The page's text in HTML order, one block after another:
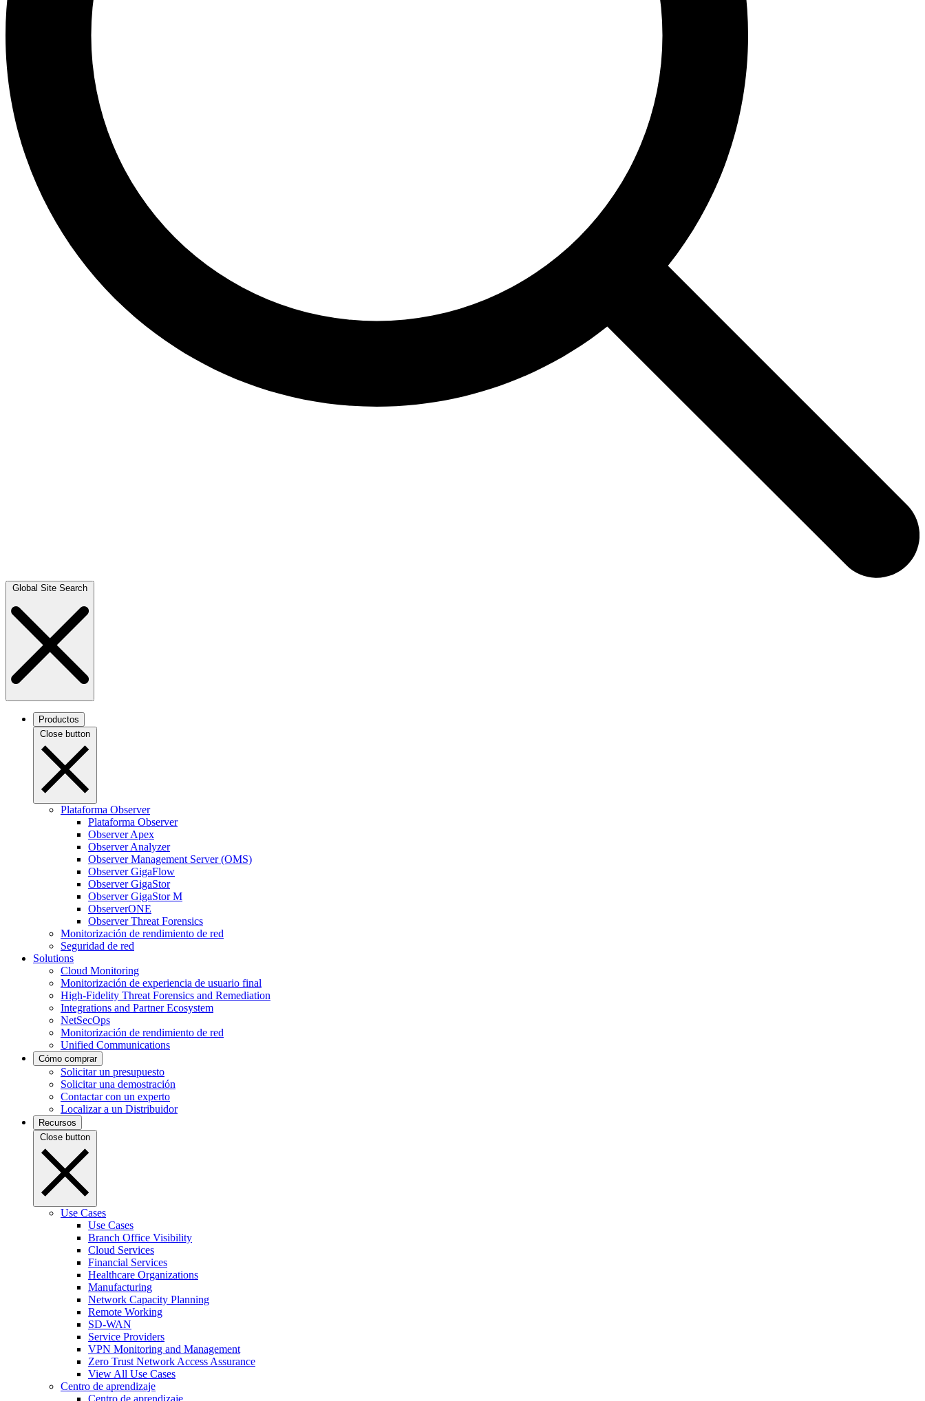
Global Site Search
Productos
Close button
Plataforma Observer
Plataforma Observer
Observer Apex
Observer Analyzer
Observer Management Server (OMS)
Observer GigaFlow
Observer GigaStor
Observer GigaStor M
ObserverONE
Observer Threat Forensics
Monitorización de rendimiento de red
Seguridad de red
Solutions
Cloud Monitoring
Monitorización de experiencia de usuario final
High-Fidelity Threat Forensics and Remediation
Integrations and Partner Ecosystem
NetSecOps
Monitorización de rendimiento de red
Unified Communications
Cómo comprar
Solicitar un presupuesto
Solicitar una demostración
Contactar con un experto
Localizar a un Distribuidor
Recursos
Close button
Use Cases
Use Cases
Branch Office Visibility
Cloud Services
Financial Services
Healthcare Organizations
Manufacturing
Network Capacity Planning
Remote Working
SD-WAN
Service Providers
VPN Monitoring and Management
Zero Trust Network Access Assurance
View All Use Cases
Centro de aprendizaje
Centro de aprendizaje